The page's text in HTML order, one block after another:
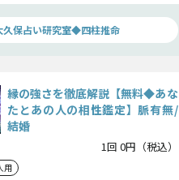
久保占い研究室◆四柱推命
縁の強さを徹底解説【無料◆あな
たとあの人の相性鑑定】脈有無/
結婚
1回 0円（税込）
用